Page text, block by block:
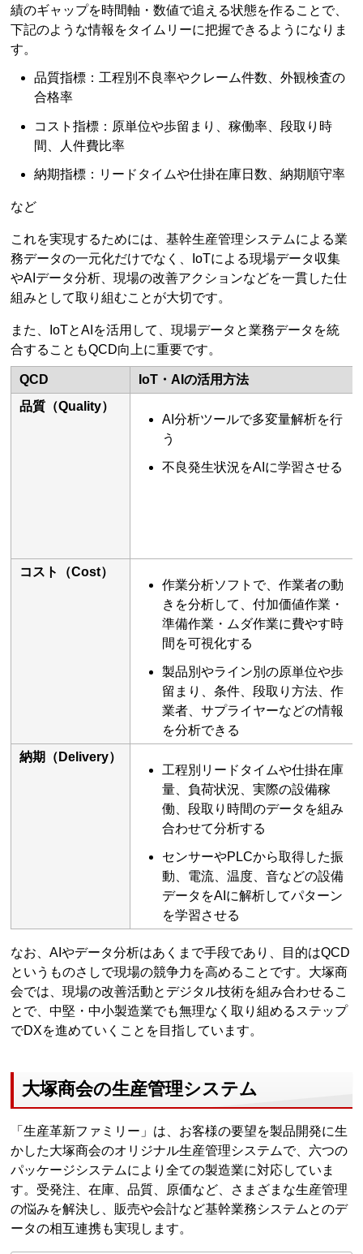
績のギャップを時間軸・数値で追える状態を作ることで、
下記のような情報をタイムリーに把握できるようになりま
す。
品質指標：工程別不良率やクレーム件数、外観検査の
合格率
コスト指標：原単位や歩留まり、稼働率、段取り時
間、人件費比率
納期指標：リードタイムや仕掛在庫日数、納期順守率
など
これを実現するためには、基幹生産管理システムによる業
務データの一元化だけでなく、IoTによる現場データ収集
やAIデータ分析、現場の改善アクションなどを一貫した仕
組みとして取り組むことが大切です。
また、IoTとAIを活用して、現場データと業務データを統
合することもQCD向上に重要です。
QCD
IoT・AIの活用方法
品質（Quality）
AI分析ツールで多変量解析を行
う
不良発生状況をAIに学習させる
コスト（Cost）
作業分析ソフトで、作業者の動
きを分析して、付加価値作業・
準備作業・ムダ作業に費やす時
間を可視化する
製品別やライン別の原単位や歩
留まり、条件、段取り方法、作
業者、サプライヤーなどの情報
を分析できる
納期（Delivery）
工程別リードタイムや仕掛在庫
量、負荷状況、実際の設備稼
働、段取り時間のデータを組み
合わせて分析する
センサーやPLCから取得した振
動、電流、温度、音などの設備
データをAIに解析してパターン
を学習させる
なお、AIやデータ分析はあくまで手段であり、目的はQCD
というものさしで現場の競争力を高めることです。大塚商
会では、現場の改善活動とデジタル技術を組み合わせるこ
とで、中堅・中小製造業でも無理なく取り組めるステップ
でDXを進めていくことを目指しています。
大塚商会の生産管理システム
「生産革新ファミリー」は、お客様の要望を製品開発に生
かした大塚商会のオリジナル生産管理システムで、六つの
パッケージシステムにより全ての製造業に対応していま
す。受発注、在庫、品質、原価など、さまざまな生産管理
の悩みを解決し、販売や会計など基幹業務システムとのデ
ータの相互連携も実現します。